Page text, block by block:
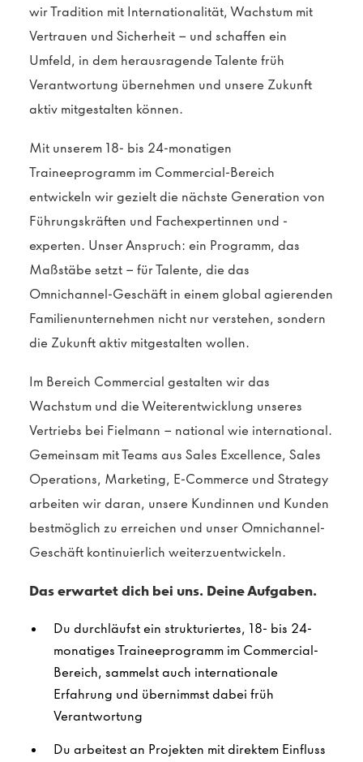
wir Tradition mit Internationalität, Wachstum mit
Vertrauen und Sicherheit – und schaffen ein
Umfeld, in dem herausragende Talente früh
Verantwortung übernehmen und unsere Zukunft
aktiv mitgestalten können.
Mit unserem 18- bis 24-monatigen
Traineeprogramm im Commercial-Bereich
entwickeln wir gezielt die nächste Generation von
Führungskräften und Fachexpertinnen und -
experten. Unser Anspruch: ein Programm, das
Maßstäbe setzt – für Talente, die das
Omnichannel-Geschäft in einem global agierenden
Familienunternehmen nicht nur verstehen, sondern
die Zukunft aktiv mitgestalten wollen.
Im Bereich Commercial gestalten wir das
Wachstum und die Weiterentwicklung unseres
Vertriebs bei Fielmann – national wie international.
Gemeinsam mit Teams aus Sales Excellence, Sales
Operations, Marketing, E-Commerce und Strategy
arbeiten wir daran, unsere Kundinnen und Kunden
bestmöglich zu erreichen und unser Omnichannel-
Geschäft kontinuierlich weiterzuentwickeln.
Das erwartet dich bei uns. Deine Aufgaben.
Du durchläufst ein strukturiertes, 18- bis 24-
monatiges Traineeprogramm im Commercial-
Bereich, sammelst auch internationale
Erfahrung und übernimmst dabei früh
Verantwortung
Du arbeitest an Projekten mit direktem Einfluss